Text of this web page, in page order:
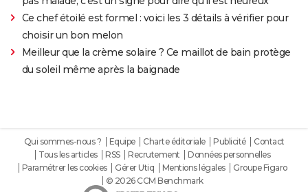
Ce chef étoilé est formel : voici les 3 détails à vérifier pour
choisir un bon melon
Meilleur que la crème solaire ? Ce maillot de bain protège
du soleil même après la baignade
Qui sommes-nous ? Equipe Charte éditoriale Publicité
Contact
Tous les articles
RSS Recrutement
Données personnelles
Paramétrer les cookies
Gérer Utiq Mentions légales
Groupe Figaro
© 2026 CCM Benchmark